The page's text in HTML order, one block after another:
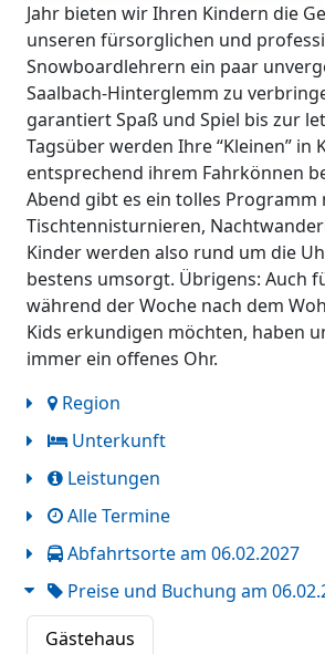
Jahr bieten wir Ihren Kindern die
unseren fürsorglichen und
Snowboardlehrern ein paar
Saalbach-Hinterglemm zu
garantiert Spaß und Spiel bis zur
Tagsüber werden Ihre “Kleinen” in
entsprechend ihrem Fahrkönnen
Abend gibt es ein tolles Programm
Tischtennisturnieren,
Kinder werden also rund um die
bestens umsorgt. Übrigens: Auch
während der Woche nach dem
Kids erkundigen möchten, haben
immer ein offenes Ohr.
Region
Unterkunft
Leistungen
Alle Termine
Abfahrtsorte am 06.02.2027
Preise und Buchung am
Gästehaus